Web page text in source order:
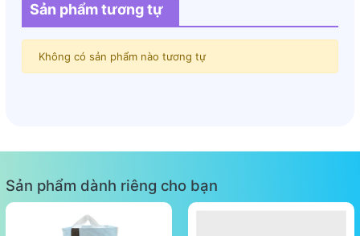
Sản phẩm tương tự
Không có sản phẩm nào tương tự
Sản phẩm dành riêng cho bạn